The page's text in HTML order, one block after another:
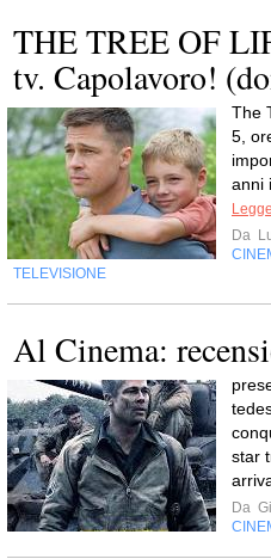
THE TREE OF
tv. Capolavoro!
The
5,
anni
Da
TELEVISIONE
Al Cinema:
star
Da